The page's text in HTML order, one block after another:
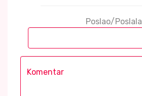
Poslao/Poslala